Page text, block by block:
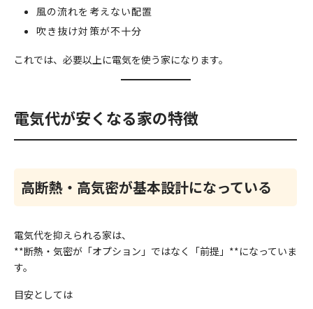
風の流れを考えない配置
吹き抜け対策が不十分
これでは、必要以上に電気を使う家になります。
電気代が安くなる家の特徴
高断熱・高気密が基本設計になっている
電気代を抑えられる家は、
**断熱・気密が「オプション」ではなく「前提」**になっていま
す。
目安としては